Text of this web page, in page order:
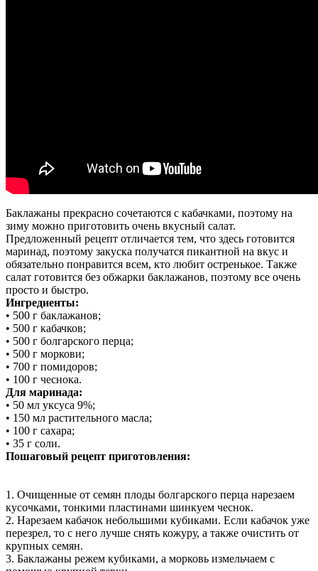
Баклажаны прекрасно сочетаются с кабачками, поэтому на
зиму можно приготовить очень вкусный салат.
Предложенный рецепт отличается тем, что здесь готовится
маринад, поэтому закуска получатся пикантной на вкус и
обязательно понравится всем, кто любит остренькое. Также
салат готовится без обжарки баклажанов, поэтому все очень
просто и быстро.
Ингредиенты:
• 500 г баклажанов;
• 500 г кабачков;
• 500 г болгарского перца;
• 500 г моркови;
• 700 г помидоров;
• 100 г чеснока.
Для маринада:
• 50 мл уксуса 9%;
• 150 мл растительного масла;
• 100 г сахара;
• 35 г соли.
Пошаговый рецепт приготовления:
1. Очищенные от семян плоды болгарского перца нарезаем
кусочками, тонкими пластинами шинкуем чеснок.
2. Нарезаем кабачок небольшими кубиками. Если кабачок уже
перезрел, то с него лучше снять кожуру, а также очистить от
крупных семян.
3. Баклажаны режем кубиками, а морковь измельчаем с